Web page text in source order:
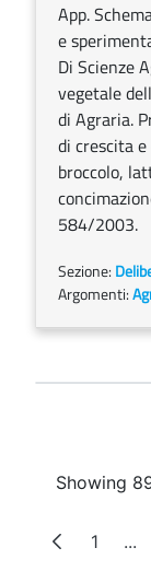
App.
e
Di Scienze
vegetale
di Agraria.
di crescita
broccolo,
584/2003.
Sezione:
Argomenti:
Showing
Page
1 ...